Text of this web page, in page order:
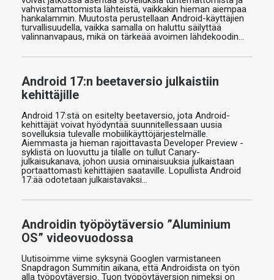
vahvistamattomista lähteistä, vaikkakin hieman aiempaa
hankalammin. Muutosta perustellaan Android-käyttäjien
turvallisuudella, vaikka samalla on haluttu säilyttää
valinnanvapaus, mikä on tärkeää avoimen lähdekoodin…
Android 17:n beetaversio julkaistiin
kehittäjille
Android 17:stä on esitelty beetaversio, jota Android-
kehittäjät voivat hyödyntää suunnitellessaan uusia
sovelluksia tulevalle mobiilikäyttöjärjestelmälle.
Aiemmasta ja hieman rajoittavasta Developer Preview -
syklistä on luovuttu ja tilalle on tullut Canary-
julkaisukanava, johon uusia ominaisuuksia julkaistaan
portaattomasti kehittäjien saataville. Lopullista Android
17:ää odotetaan julkaistavaksi…
Androidin työpöytäversio ”Aluminium
OS” videovuodossa
Uutisoimme viime syksynä Googlen varmistaneen
Snapdragon Summitin aikana, että Androidista on työn
alla työpöytäversio. Tuon työpöytäversion nimeksi on